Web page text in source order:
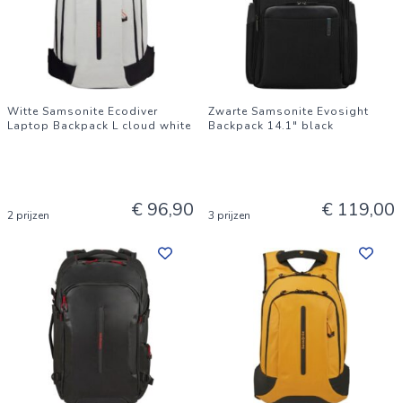
Witte Samsonite Ecodiver
Laptop Backpack L cloud white
2 prijzen € 96,90
Zwarte Samsonite Evosight
Backpack 14.1" black
3 prijzen € 119,00